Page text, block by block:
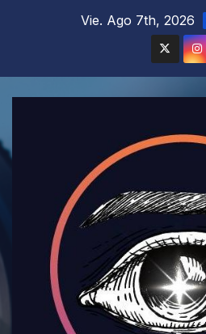
Vie. Ago 7th, 2026